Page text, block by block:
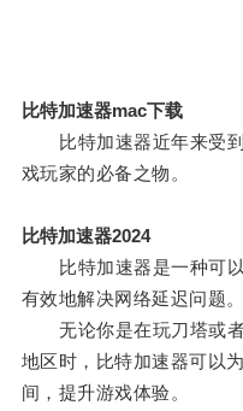
比特加速器mac下载
比特加速器近年来受到
戏玩家的必备之物。
比特加速器2024
比特加速器是一种可以
有效地解决网络延迟问题。
无论你是在玩刀塔或者
地区时，比特加速器可以
间，提升游戏体验。